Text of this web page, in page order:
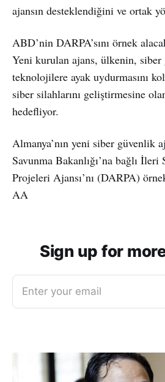
ajansın desteklendiğini ve ortak
ABD’nin DARPA’sını örnek
Yeni kurulan ajans, ülkenin,
teknolojilere ayak uydurmasını
siber silahlarını geliştirmesine
hedefliyor.
Almanya’nın yeni siber güvenlik
Savunma Bakanlığı’na bağlı İleri
Projeleri Ajansı’nı (DARPA)
AA
Sign up for
Enter your email